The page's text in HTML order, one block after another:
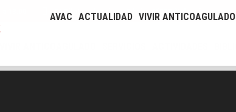
C/ Pilota valenciana, 2 bajo. 46018-Valencia
AVAC ACTUALIDAD VIVIR ANTICOAGULADO